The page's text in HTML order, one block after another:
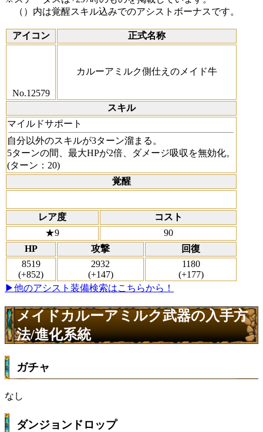
（）内は覚醒スキル込みでのアシストボーナスです。
アイコン 正式名称
No.12579
カルーアミルク側仕えのメイド牛
スキル
マイルドサポート
自分以外のスキルが3ターン溜まる。
5ターンの間、最大HPが2倍、ダメージ吸収を無効化。
(ターン：20)
覚醒
レア度
コスト
★9
90
HP
攻撃
回復
8519
(+852)
2932
(+147)
1180
(+177)
▶他のアシスト装備検索はこちらから！
メイドカルーアミルク武器の入手方
法/進化系統
ガチャ
なし
ダンジョンドロップ